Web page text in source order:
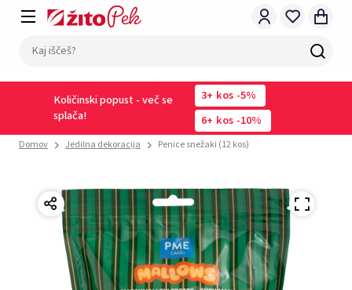
Količinski popust - več se
splača!
3 kos -5%
6
kos -10%
Domov Jedilna dekoracija Penice snežaki (12 kos)